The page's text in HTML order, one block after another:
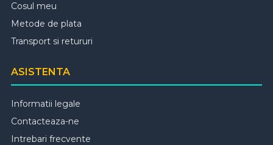
Cosul meu
Metode de plata
Transport si retururi
ASISTENTA
Informatii legale
Contacteaza-ne
Intrebari frecvente